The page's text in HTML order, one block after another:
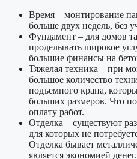
Время – монтирование
больше двух недель, без
Фундамент – для домов
проделывать широкое
большие финансы на
Тяжелая техника – при
большое количество
подъемного крана,
больших размеров. Что
оплату работ.
Отделка – существуют
для которых не
Отделка бывает
является экономией денег.